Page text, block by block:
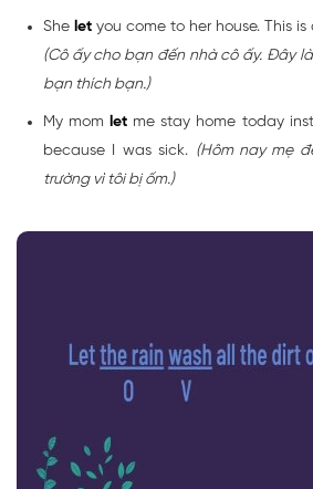
She let you come to her house. This
(Cô ấy cho bạn đến nhà cô ấy. Đây
bạn thích bạn.)
My momlet me stay home today
because I was sick. (Hôm nay mẹ
trường vì tôi bị ốm.)